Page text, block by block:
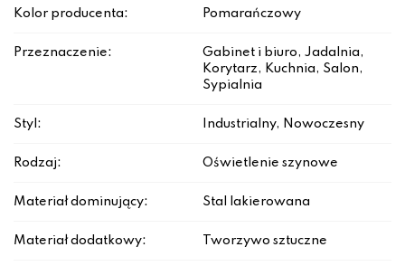
Kolor producenta: Pomarańczowy
Przeznaczenie:
Gabinet i biuro, Jadalnia,
Korytarz, Kuchnia, Salon,
Sypialnia
Styl: Industrialny, Nowoczesny
Rodzaj: Oświetlenie szynowe
Materiał dominujący: Stal lakierowana
Materiał dodatkowy: Tworzywo sztuczne